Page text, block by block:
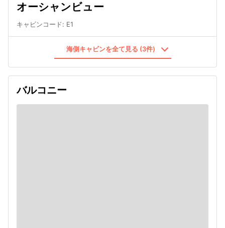
オーシャンビュー
キャビンコード: E1
海側キャビンを全て見る (3件)
バルコニー